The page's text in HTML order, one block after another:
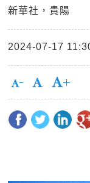
新華社，貴陽
2024-07-17